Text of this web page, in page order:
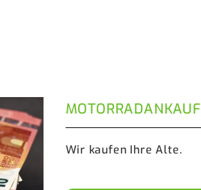
MOTORRADANKAUF
Wir kaufen Ihre Alte.